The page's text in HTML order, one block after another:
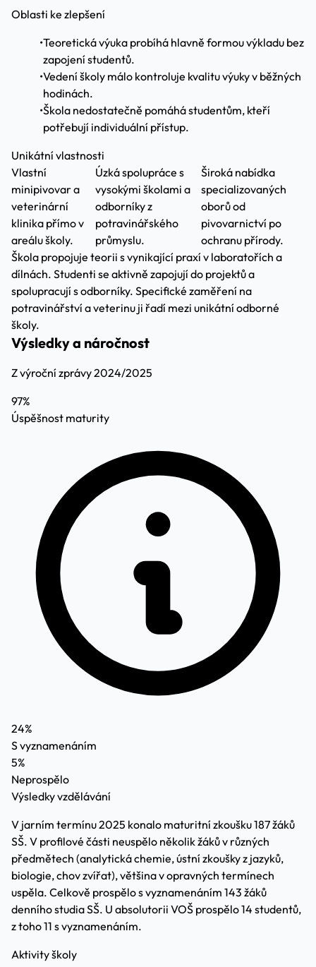
Oblasti ke zlepšení
•Teoretická výuka probíhá hlavně formou výkladu bez
zapojení studentů.
•Vedení školy málo kontroluje kvalitu výuky v běžných
hodinách.
•Škola nedostatečně pomáhá studentům, kteří
potřebují individuální přístup.
Unikátní vlastnosti
Vlastní
minipivovar a
veterinární
klinika přímo v
areálu školy.
Úzká spolupráce s
vysokými školami a
odborníky z
potravinářského
průmyslu.
Široká nabídka
specializovaných
oborů od
pivovarnictví po
ochranu přírody.
Škola propojuje teorii s vynikající praxí v laboratořích a
dílnách. Studenti se aktivně zapojují do projektů a
spolupracují s odborníky. Specifické zaměření na
potravinářství a veterinu ji řadí mezi unikátní odborné
školy.
Výsledky a náročnost
Z výroční zprávy 2024/2025
97%
Úspěšnost maturity
24%
S vyznamenáním
5%
Neprospělo
Výsledky vzdělávání
V jarním termínu 2025 konalo maturitní zkoušku 187 žáků
SŠ. V profilové části neuspělo několik žáků v různých
předmětech (analytická chemie, ústní zkoušky z jazyků,
biologie, chov zvířat), většina v opravných termínech
uspěla. Celkově prospělo s vyznamenáním 143 žáků
denního studia SŠ. U absolutorii VOŠ prospělo 14 studentů,
z toho 11 s vyznamenáním.
Aktivity školy